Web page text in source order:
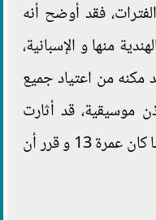
فقد أوضح أنه
منها و الإسبانية،
مكنه من اعتياد جميع
موسيقية، قد أثارت
دهشة لجنه معهد الموسيقي، عندما كان عمرة 13 و قرر أن